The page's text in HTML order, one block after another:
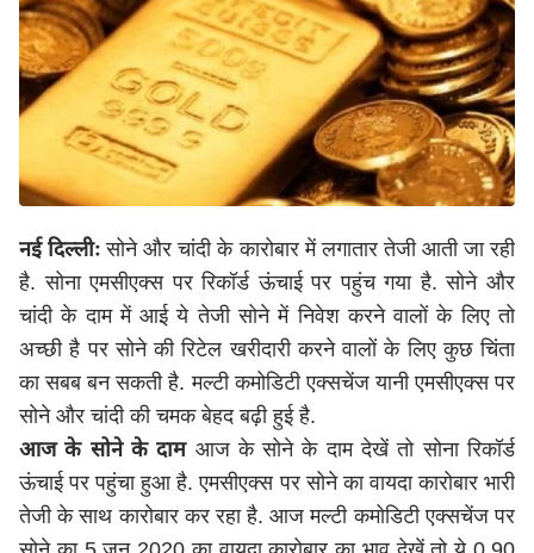
नई दिल्लीःसोने और चांदी के कारोबार में लगातार तेजी आती जा रही
है. सोना एमसीएक्स पर रिकॉर्ड ऊंचाई पर पहुंच गया है. सोने और
चांदी के दाम में आई ये तेजी सोने में निवेश करने वालों के लिए तो
अच्छी है पर सोने की रिटेल खरीदारी करने वालों के लिए कुछ चिंता
का सबब बन सकती है. मल्टी कमोडिटी एक्सचेंज यानी एमसीएक्स पर
सोने और चांदी की चमक बेहद बढ़ी हुई है.
आज के सोने के दामआज के सोने के दाम देखें तो सोना रिकॉर्ड
ऊंचाई पर पहुंचा हुआ है. एमसीएक्स पर सोने का वायदा कारोबार भारी
तेजी के साथ कारोबार कर रहा है. आज मल्टी कमोडिटी एक्सचेंज पर